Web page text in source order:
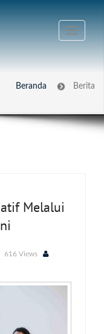
Beranda Berita
Melalui
616 Views